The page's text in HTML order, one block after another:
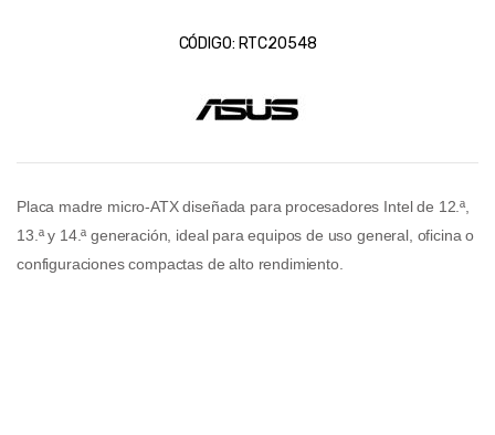
CÓDIGO: RTC20548
Placa madre micro-ATX diseñada para procesadores Intel de 12.ª,
13.ª y 14.ª generación, ideal para equipos de uso general, oficina o
configuraciones compactas de alto rendimiento.